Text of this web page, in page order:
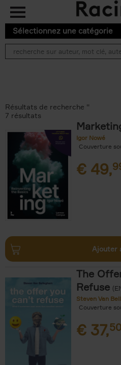
Aller au contenu principal
Sélectionnez une catégorie
Résultats de recherche ''
7 résultats
Igor Nowé
Couverture
€ 49,
Ajouter
The
Refuse
Steven Van
Couverture
€ 37,50